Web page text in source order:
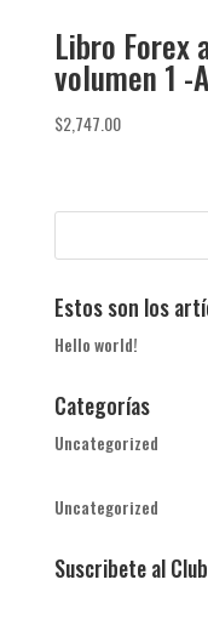
Libro Forex
volumen 1 -
$2,747.00
Estos son los
Hello world!
Categorías
Uncategorized
Uncategorized
Suscribete al